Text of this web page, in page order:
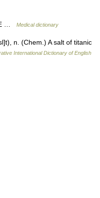
… Medical dictionary
n. (Chem.) A salt of titanic
International Dictionary of English